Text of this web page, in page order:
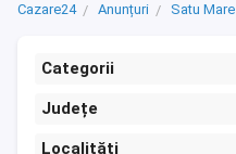
Cazare24 Anunțuri Satu Mare
Categorii
Județe
Localități